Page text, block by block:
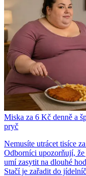
Miska za 6 Kč denně a
pryč
Nemusíte utrácet tisíce
Odborníci upozorňují,
umí zasytit na dlouhé
Stačí je zařadit do